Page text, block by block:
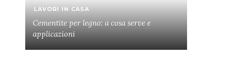
LAVORI IN CASA
Cementite per legno: a cosa serve e
applicazioni